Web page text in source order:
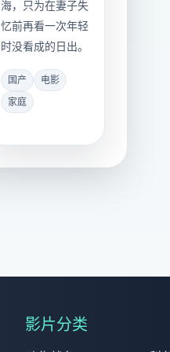
海，只为在妻子失
忆前再看一次年轻
时没看成的日出。
国产
电影
家庭
影片分类